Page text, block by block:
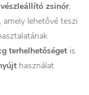
zsinór,
, amely lehetővé teszi
terhelhetőséget is
használat